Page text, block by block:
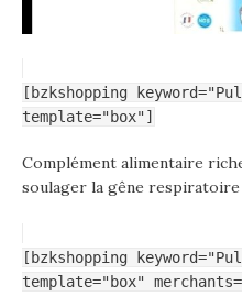
[bzkshopping
template="box"]
Complément alimentaire
soulager la gêne
[bzkshopping
template="box"